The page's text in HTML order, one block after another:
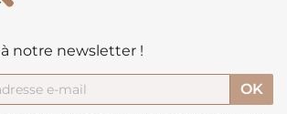
notre newsletter !